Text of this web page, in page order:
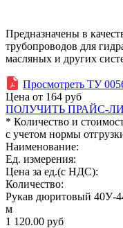
Предназначены в
трубопроводов для
масляных и других
Просмотреть ТУ
Цена от 164 руб
ПОЛУЧИТЬ ПРАЙС-
* Количество и
с учетом нормы
Наименование:
Ед. измерения:
Цена за ед.(с НДС):
Количество:
Рукав дюритовый 40У-
м
1 120.00 руб